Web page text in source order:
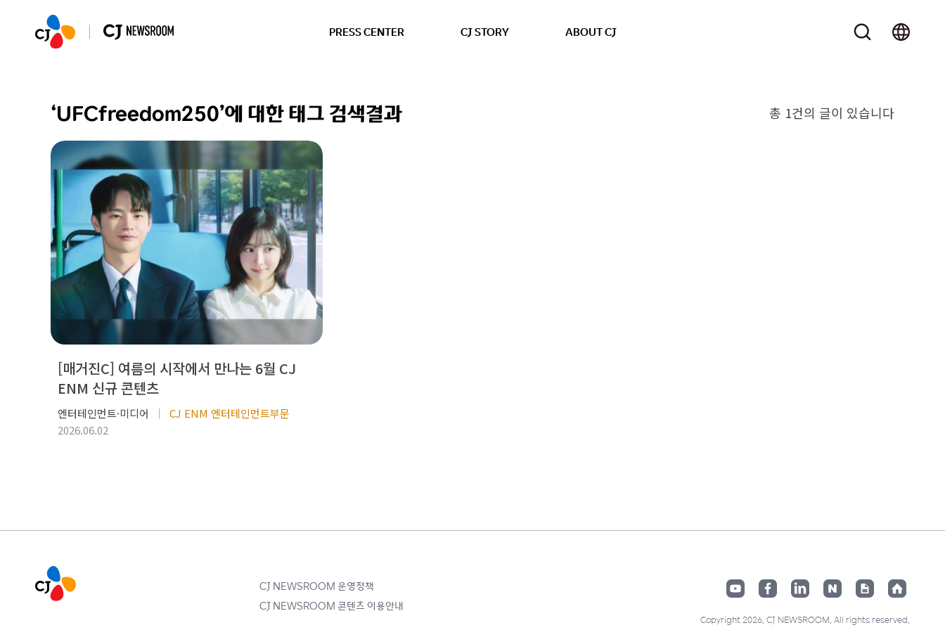
PRESS CENTER CJ STORY ABOUT CJ
‘UFCfreedom250’에 대한 태그 검색결과 총 1건의 글이 있습니다
[매거진C] 여름의 시작에서 만나는 6월 CJ
ENM 신규 콘텐츠
엔터테인먼트·미디어
CJ ENM 엔터테인먼트부문
2026.06.02
CJ NEWSROOM 운영정책
CJ NEWSROOM 콘텐츠 이용안내
Copyright 2026. CJ NEWSROOM. All rights reserved.